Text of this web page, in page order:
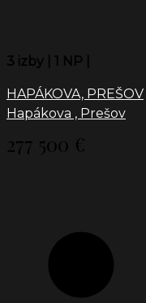
3 izby | 1 NP |
HAPÁKOVA, PREŠOV
Hapákova , Prešov
277 500 €